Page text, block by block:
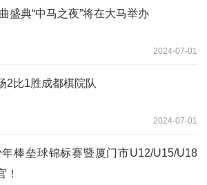
盛典“中马之夜”将在大马举办
2024-07-01
2比1胜成都棋院队
2024-07-01
棒垒球锦标赛暨厦门市U12/U15/U18
！